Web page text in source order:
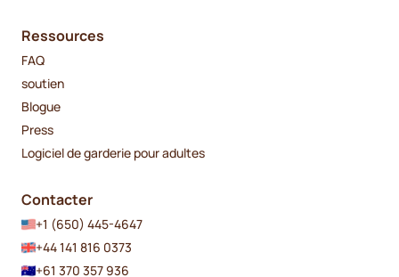
Ressources
FAQ
soutien
Blogue
Press
Logiciel de garderie pour adultes
Contacter
+1 (650) 445-4647
+44 141 816 0373
+61 370 357 936